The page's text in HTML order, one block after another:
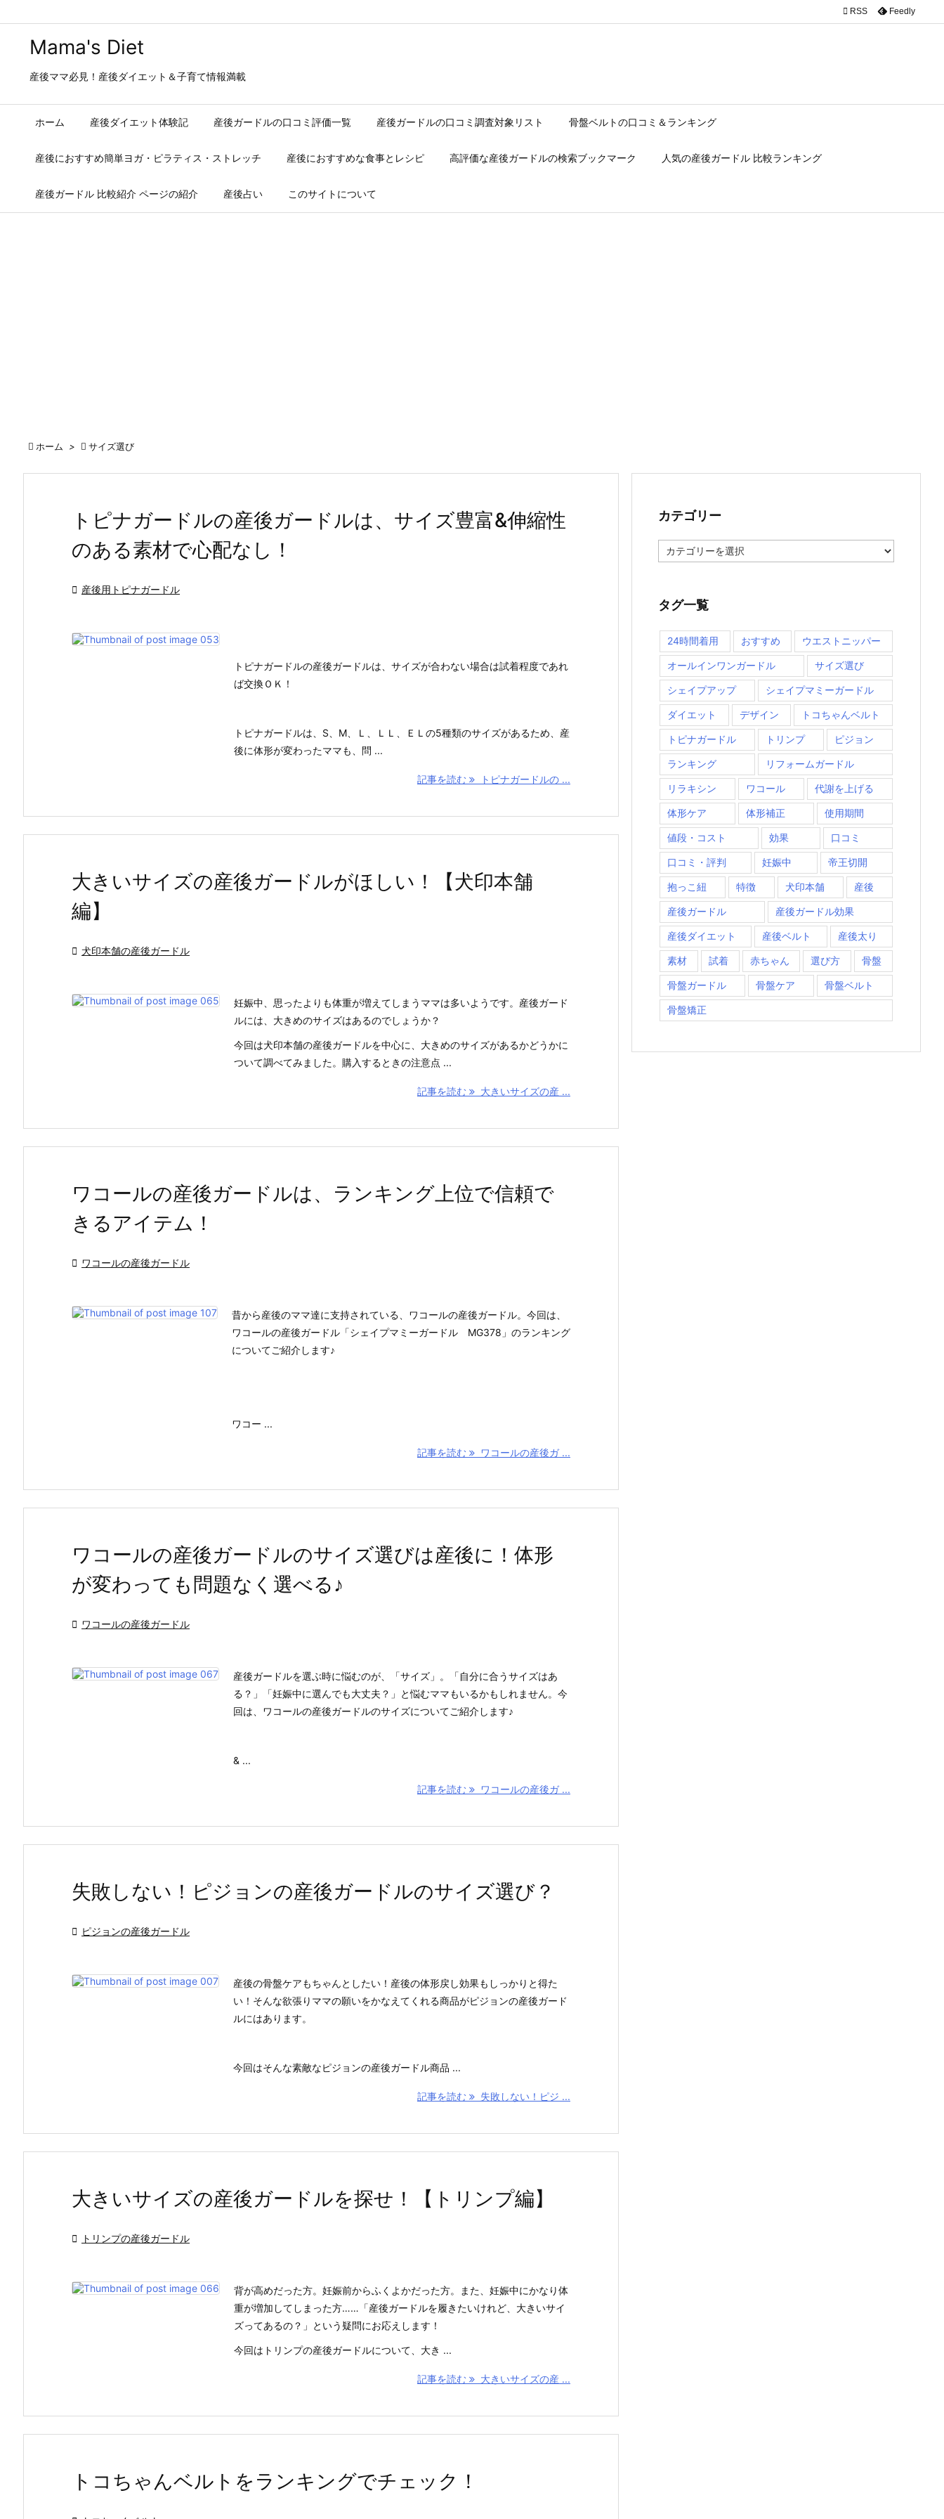
Mama's Diet
産後ママ必見！産後ダイエット＆子育て情報満載
ホーム 産後ダイエット体験記 産後ガードルの口コミ評価一覧 産後ガードルの口コミ調査対象リスト 骨盤ベルトの口コミ＆ランキング
産後におすすめ簡単ヨガ・ピラティス・ストレッチ 産後におすすめな食事とレシピ 高評価な産後ガードルの検索ブックマーク 人気の産後ガードル 比較ランキング
産後ガードル 比較紹介 ページの紹介 産後占い このサイトについて
 RSS Feedly
 ホーム >  サイズ選び
トピナガードルの産後ガードルは、サイズ豊富&伸縮性
のある素材で心配なし！
 産後用トピナガードル
トピナガードルの産後ガードルは、サイズが合わない場合は試着程度であれ
ば交換ＯＫ！
トピナガードルは、S、M、Ｌ、ＬＬ、ＥＬの5種類のサイズがあるため、産
後に体形が変わったママも、問 ...
記事を読む トピナガードルの ...
大きいサイズの産後ガードルがほしい！【犬印本舗
編】
 犬印本舗の産後ガードル
妊娠中、思ったよりも体重が増えてしまうママは多いようです。産後ガード
ルには、大きめのサイズはあるのでしょうか？
今回は犬印本舗の産後ガードルを中心に、大きめのサイズがあるかどうかに
ついて調べてみました。購入するときの注意点 ...
記事を読む 大きいサイズの産 ...
ワコールの産後ガードルは、ランキング上位で信頼で
きるアイテム！
 ワコールの産後ガードル
昔から産後のママ達に支持されている、ワコールの産後ガードル。今回は、
ワコールの産後ガードル「シェイプマミーガードル MG378」のランキング
についてご紹介します♪
ワコー ...
記事を読む ワコールの産後ガ ...
ワコールの産後ガードルのサイズ選びは産後に！体形
が変わっても問題なく選べる♪
 ワコールの産後ガードル
産後ガードルを選ぶ時に悩むのが、「サイズ」。「自分に合うサイズはあ
る？」「妊娠中に選んでも大丈夫？」と悩むママもいるかもしれません。今
回は、ワコールの産後ガードルのサイズについてご紹介します♪
& ...
記事を読む ワコールの産後ガ ...
失敗しない！ピジョンの産後ガードルのサイズ選び？
 ピジョンの産後ガードル
産後の骨盤ケアもちゃんとしたい！産後の体形戻し効果もしっかりと得た
い！そんな欲張りママの願いをかなえてくれる商品がピジョンの産後ガード
ルにはあります。
今回はそんな素敵なピジョンの産後ガードル商品 ...
記事を読む 失敗しない！ピジ ...
大きいサイズの産後ガードルを探せ！【トリンプ編】
 トリンプの産後ガードル
背が高めだった方。妊娠前からふくよかだった方。また、妊娠中にかなり体
重が増加してしまった方……「産後ガードルを履きたいけれど、大きいサイ
ズってあるの？」という疑問にお応えします！
今回はトリンプの産後ガードルについて、大き ...
記事を読む 大きいサイズの産 ...
トコちゃんベルトをランキングでチェック！
カテゴリー
テ
ー
タグ一覧
24時間着用 おすすめ ウエストニッパー
オールインワンガードル サイズ選び
シェイプアップ シェイプマミーガードル
ダイエット デザイン トコちゃんベルト
トピナガードル トリンプ ピジョン
ランキング リフォームガードル
リラキシン ワコール 代謝を上げる
体形ケア 体形補正 使用期間
値段・コスト 効果 口コミ
口コミ・評判 妊娠中 帝王切開
抱っこ紐 特徴 犬印本舗 産後
産後ガードル 産後ガードル効果
産後ダイエット 産後ベルト 産後太り
素材 試着 赤ちゃん 選び方 骨盤
骨盤ガードル 骨盤ケア 骨盤ベルト
骨盤矯正